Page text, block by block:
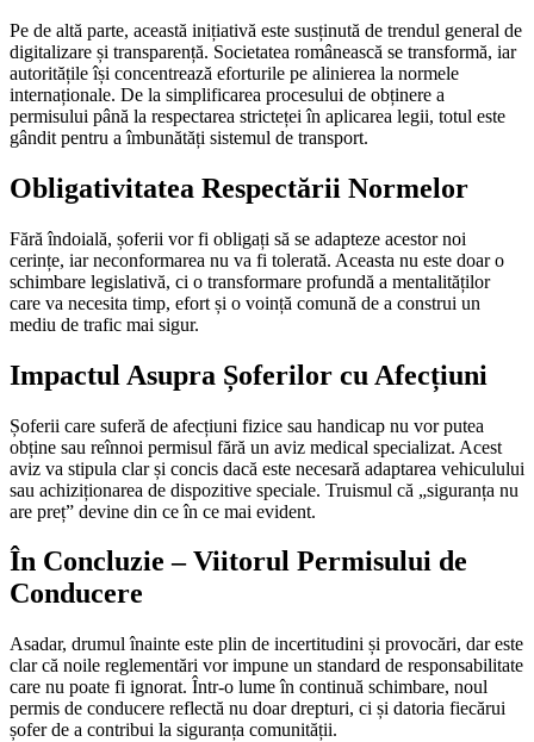
Pe de altă parte, această inițiativă este susținută de trendul general de
digitalizare și transparență. Societatea românească se transformă, iar
autoritățile își concentrează eforturile pe alinierea la normele
internaționale. De la simplificarea procesului de obținere a
permisului până la respectarea stricteței în aplicarea legii, totul este
gândit pentru a îmbunătăți sistemul de transport.
Obligativitatea Respectării Normelor
Fără îndoială, șoferii vor fi obligați să se adapteze acestor noi
cerințe, iar neconformarea nu va fi tolerată. Aceasta nu este doar o
schimbare legislativă, ci o transformare profundă a mentalităților
care va necesita timp, efort și o voință comună de a construi un
mediu de trafic mai sigur.
Impactul Asupra Șoferilor cu Afecțiuni
Șoferii care suferă de afecțiuni fizice sau handicap nu vor putea
obține sau reînnoi permisul fără un aviz medical specializat. Acest
aviz va stipula clar și concis dacă este necesară adaptarea vehiculului
sau achiziționarea de dispozitive speciale. Truismul că „siguranța nu
are preț” devine din ce în ce mai evident.
În Concluzie – Viitorul Permisului de
Conducere
Asadar, drumul înainte este plin de incertitudini și provocări, dar este
clar că noile reglementări vor impune un standard de responsabilitate
care nu poate fi ignorat. Într-o lume în continuă schimbare, noul
permis de conducere reflectă nu doar drepturi, ci și datoria fiecărui
șofer de a contribui la siguranța comunității.